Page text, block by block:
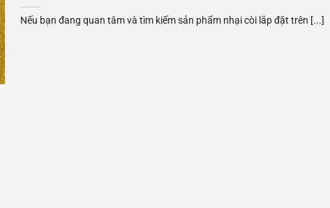
Nếu bạn đang quan tâm và tìm kiếm sản phẩm nhại còi lắp đặt trên [...]